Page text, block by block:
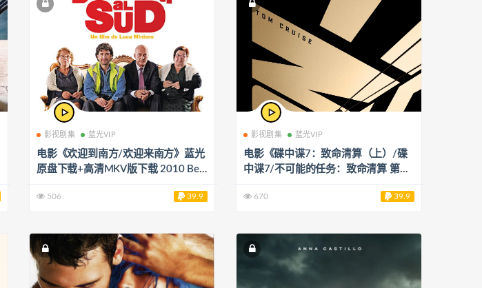
影视剧集 蓝光VIP
电影《欢迎到南方/欢迎来南方》蓝光
原盘下载+高清MKV版下载 2010 Ben
506 39.9
影视剧集 蓝光VIP
电影《碟中谍7：致命清算（上）/碟
中谍7/不可能的任务：致命清算 第一
(港)》WEB-DL版下载 Mission: Impos
670 39.9